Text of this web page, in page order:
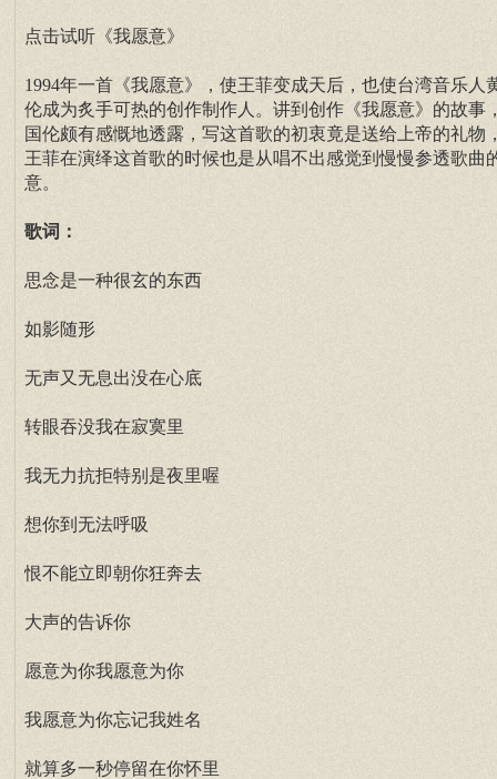
点击试听《我愿意》
1994年一首《我愿意》，使王菲变成天后，也使台湾音乐人
伦成为炙手可热的创作制作人。讲到创作《我愿意》的故事
国伦颇有感慨地透露，写这首歌的初衷竟是送给上帝的礼物
王菲在演绎这首歌的时候也是从唱不出感觉到慢慢参透歌曲
意。
歌词：
思念是一种很玄的东西
如影随形
无声又无息出没在心底
转眼吞没我在寂寞里
我无力抗拒特别是夜里喔
想你到无法呼吸
恨不能立即朝你狂奔去
大声的告诉你
愿意为你我愿意为你
我愿意为你忘记我姓名
就算多一秒停留在你怀里